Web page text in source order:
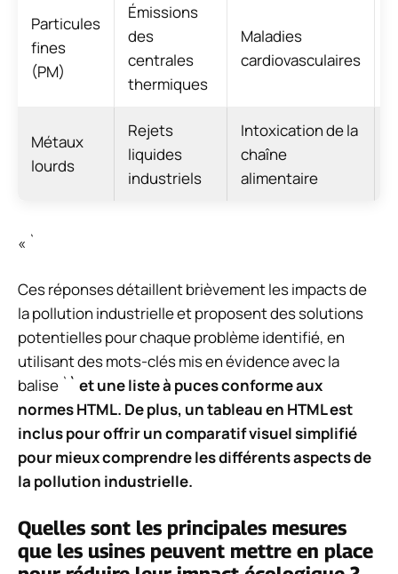
Particules
fines
(PM)
Émissions
des
centrales
thermiques
Maladies
cardiovasculaires
Métaux
lourds
Rejets
liquides
industriels
Intoxication de la
chaîne
alimentaire
« `
Ces réponses détaillent brièvement les impacts de
la pollution industrielle et proposent des solutions
potentielles pour chaque problème identifié, en
utilisant des mots-clés mis en évidence avec la
balise ` ` et une liste à puces conforme aux
normes HTML. De plus, un tableau en HTML est
inclus pour offrir un comparatif visuel simplifié
pour mieux comprendre les différents aspects de
la pollution industrielle.
Quelles sont les principales mesures
que les usines peuvent mettre en place